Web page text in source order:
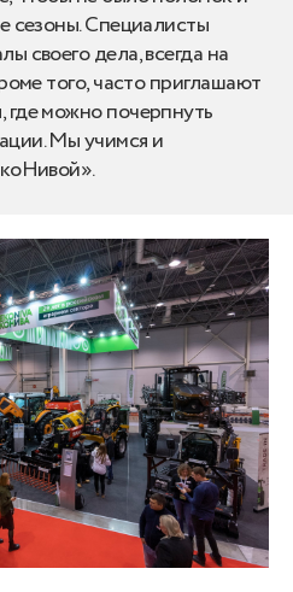
сезоны. Специалисты
своего дела, всегда на
того, часто приглашают
можно почерпнуть
Мы учимся и